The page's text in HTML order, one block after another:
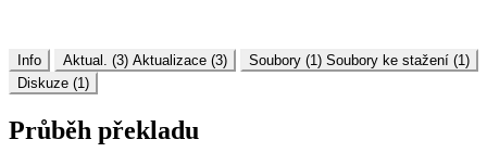
Info Aktual. (3) Aktualizace (3) Soubory (1) Soubory ke stažení (1)
Diskuze (1)
Průběh překladu